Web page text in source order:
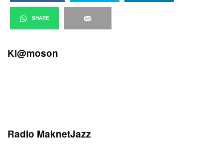
SHARE
Kl@moson
Radio MaknetJazz